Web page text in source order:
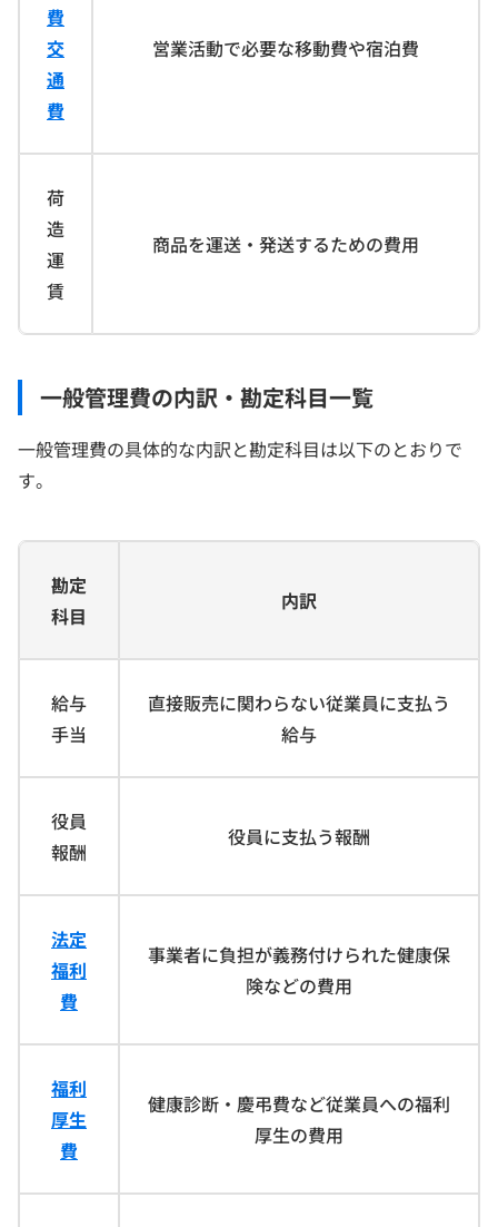
費
交
通
費
営業活動で必要な移動費や宿泊費
荷
造
運
賃
商品を運送・発送するための費用
一般管理費の内訳・勘定科目一覧
一般管理費の具体的な内訳と勘定科目は以下のとおりで
す。
勘定
科目
内訳
給与
手当
直接販売に関わらない従業員に支払う
給与
役員
報酬
役員に支払う報酬
法定
福利
費
事業者に負担が義務付けられた健康保
険などの費用
福利
厚生
費
健康診断・慶弔費など従業員への福利
厚生の費用